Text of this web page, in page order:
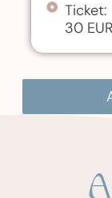
Ticket:
30 EUR